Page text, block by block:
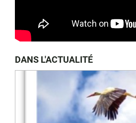
DANS L'ACTUALITÉ